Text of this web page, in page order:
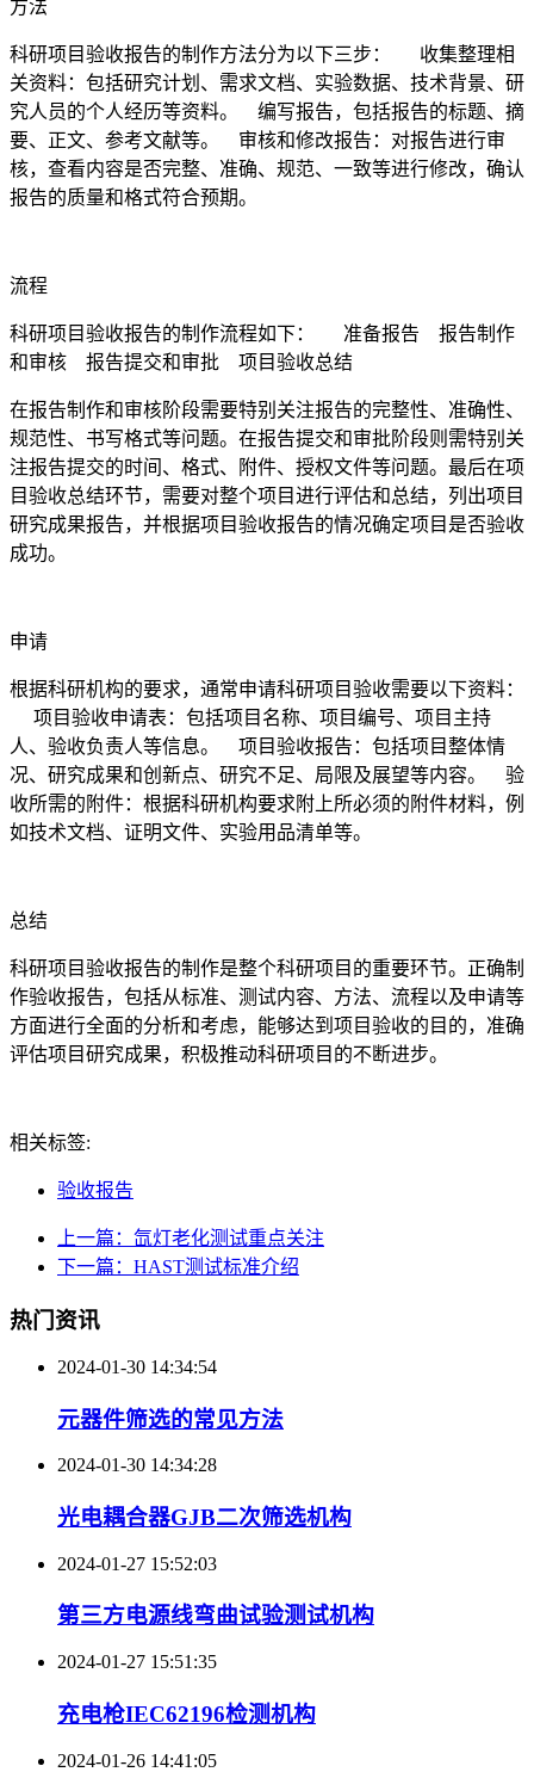
方法
科研项目验收报告的制作方法分为以下三步： 收集整理相
关资料：包括研究计划、需求文档、实验数据、技术背景、研
究人员的个人经历等资料。 编写报告，包括报告的标题、摘
要、正文、参考文献等。 审核和修改报告：对报告进行审
核，查看内容是否完整、准确、规范、一致等进行修改，确认
报告的质量和格式符合预期。
流程
科研项目验收报告的制作流程如下： 准备报告 报告制作
和审核 报告提交和审批 项目验收总结
在报告制作和审核阶段需要特别关注报告的完整性、准确性、
规范性、书写格式等问题。在报告提交和审批阶段则需特别关
注报告提交的时间、格式、附件、授权文件等问题。最后在项
目验收总结环节，需要对整个项目进行评估和总结，列出项目
研究成果报告，并根据项目验收报告的情况确定项目是否验收
成功。
申请
根据科研机构的要求，通常申请科研项目验收需要以下资料：
项目验收申请表：包括项目名称、项目编号、项目主持
人、验收负责人等信息。 项目验收报告：包括项目整体情
况、研究成果和创新点、研究不足、局限及展望等内容。 验
收所需的附件：根据科研机构要求附上所必须的附件材料，例
如技术文档、证明文件、实验用品清单等。
总结
科研项目验收报告的制作是整个科研项目的重要环节。正确制
作验收报告，包括从标准、测试内容、方法、流程以及申请等
方面进行全面的分析和考虑，能够达到项目验收的目的，准确
评估项目研究成果，积极推动科研项目的不断进步。
相关标签:
验收报告
上一篇：氙灯老化测试重点关注
下一篇：HAST测试标准介绍
热门资讯
2024-01-30 14:34:54
元器件筛选的常见方法
2024-01-30 14:34:28
光电耦合器GJB二次筛选机构
2024-01-27 15:52:03
第三方电源线弯曲试验测试机构
2024-01-27 15:51:35
充电枪IEC62196检测机构
2024-01-26 14:41:05